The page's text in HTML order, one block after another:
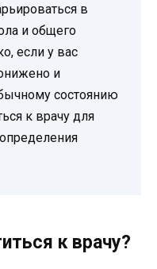
в
и общего
если у вас
и
состоянию
к врачу для
к врачу?